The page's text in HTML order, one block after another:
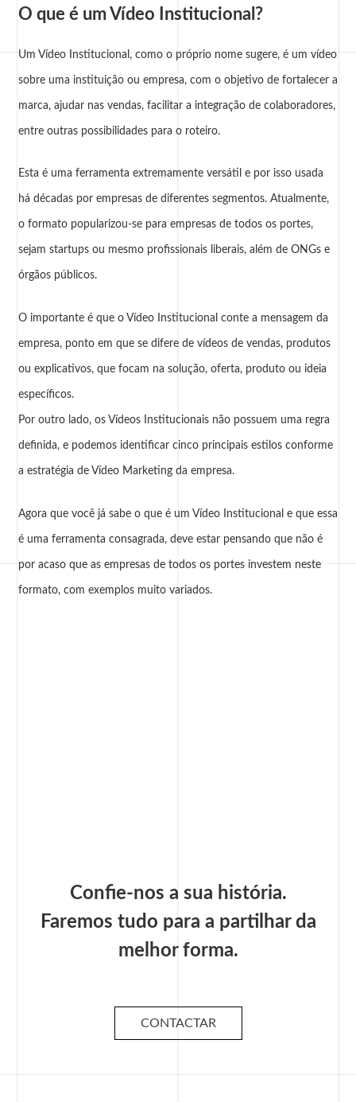
O que é um Vídeo Institucional?
Um Vídeo Institucional , como o próprio nome sugere, é um vídeo
sobre uma instituição ou empresa, com o objetivo de fortalecer a
marca, ajudar nas vendas, facilitar a integração de colaboradores,
entre outras possibilidades para o roteiro.
Esta é uma ferramenta extremamente versátil e por isso usada
há décadas por empresas de diferentes segmentos. Atualmente,
o formato popularizou-se para empresas de todos os portes,
sejam startups ou mesmo profissionais liberais, além de ONGs e
órgãos públicos.
O importante é que o Vídeo Institucional conte a mensagem da
empresa, ponto em que se difere de vídeos de vendas, produtos
ou explicativos, que focam na solução, oferta, produto ou ideia
específicos.
Por outro lado, os Vídeos Institucionais não possuem uma regra
definida, e podemos identificar cinco principais estilos conforme
a estratégia de Vídeo Marketing da empresa.
Agora que você já sabe o que é um Vídeo Institucional e que essa
é uma ferramenta consagrada, deve estar pensando que não é
por acaso que as empresas de todos os portes investem neste
formato, com exemplos muito variados.
Confie-nos a sua história.
Faremos tudo para a partilhar da
melhor forma.
CONTACTAR